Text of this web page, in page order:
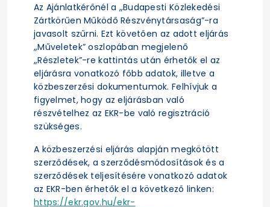
Az Ajánlatkérőnél a „Budapesti Közlekedési
Zártkörűen Működő Részvénytársaság”-ra
javasolt szűrni. Ezt követően az adott eljárás
„Műveletek” oszlopában megjelenő
„Részletek”-re kattintás után érhetők el az
eljárásra vonatkozó főbb adatok, illetve a
közbeszerzési dokumentumok. Felhívjuk a
figyelmet, hogy az eljárásban való
részvételhez az EKR-be való regisztráció
szükséges.
A közbeszerzési eljárás alapján megkötött
szerződések, a szerződésmódosítások és a
szerződések teljesítésére vonatkozó adatok
az EKR-ben érhetők el a következő linken:
https://ekr.gov.hu/ekr-